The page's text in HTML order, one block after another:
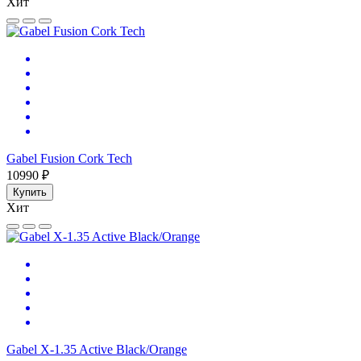
Gabel Fusion Cork Tech
10990 ₽
Купить
Хит
Gabel X-1.35 Active Black/Orange